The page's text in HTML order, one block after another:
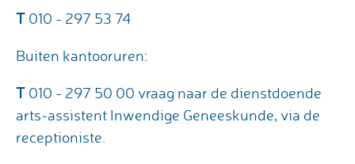
T 010 - 297 53 74
Buiten kantooruren:
T 010 - 297 50 00 vraag naar de dienstdoende
arts-assistent Inwendige Geneeskunde, via de
receptioniste.